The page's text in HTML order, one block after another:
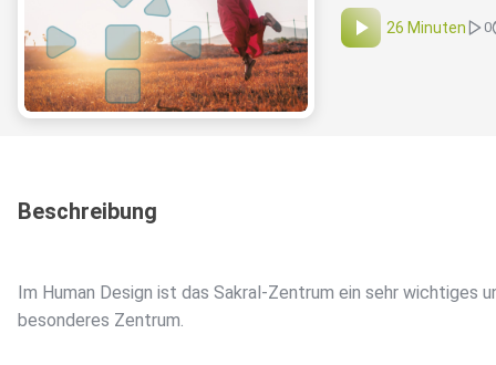
26 Minuten 0
Beschreibung
Im Human Design ist das Sakral-Zentrum ein sehr wichtiges
besonderes Zentrum.